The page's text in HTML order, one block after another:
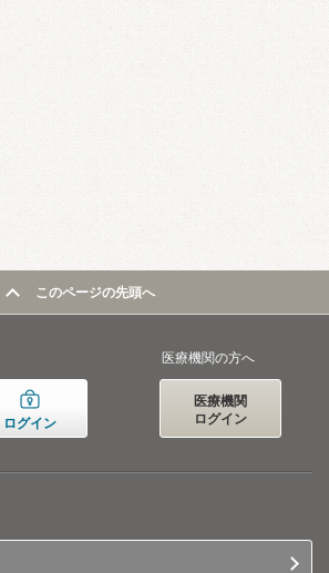
このページの先頭へ
ログイン
医療機関の方へ
医療機関
ログイン